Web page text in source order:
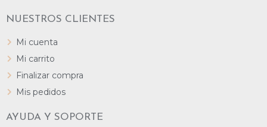
NUESTROS CLIENTES
Mi cuenta
Mi carrito
Finalizar compra
Mis pedidos
AYUDA Y SOPORTE